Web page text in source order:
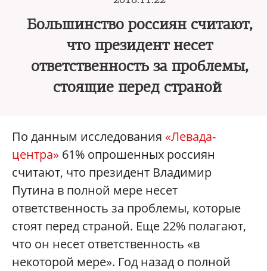
Большинство россиян считают,
что президент несет
ответственность за проблемы,
стоящие перед страной
По данным исследования «Левада-
центра» 61% опрошенных россиян
считают, что президент Владимир
Путина в полной мере несет
ответственность за проблемы, которые
стоят перед страной. Еще 22% полагают,
что он несет ответственность «в
некоторой мере». Год назад о полной